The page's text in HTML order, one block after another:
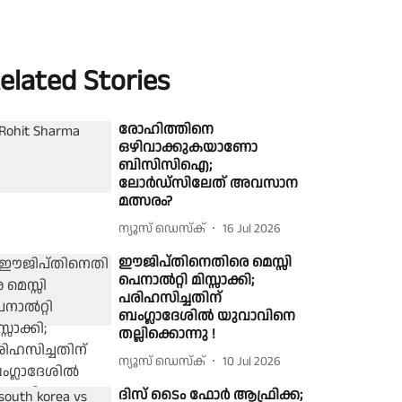
Stories
രോഹിത്തിനെ
ഒഴിവാക്കുകയാണോ
ബിസിസിഐ;
ലോര്‍ഡ്‌സിലേത് അവസാന
മത്സരം?
ന്യൂസ് ഡെസ്ക് 16 Jul 2026
ഈജിപ്തിനെതിരെ മെസ്സി
പെനാല്‍റ്റി മിസ്സാക്കി;
പരിഹസിച്ചതിന്
ബംഗ്ലാദേശില്‍ യുവാവിനെ
തല്ലിക്കൊന്നു !
ന്യൂസ് ഡെസ്ക് 10 Jul 2026
ദിസ് ടൈം ഫോർ ആഫ്രിക്ക;